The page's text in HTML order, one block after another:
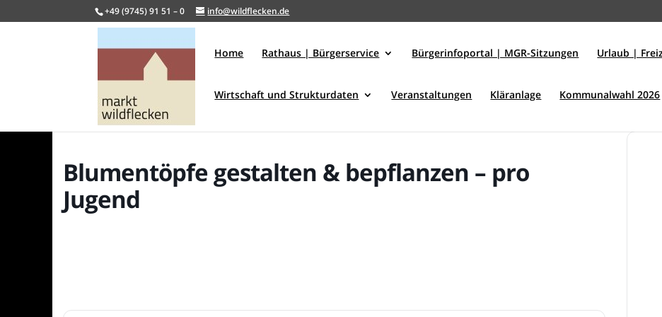
+49 (9745) 91 51 – 0 info@wildflecken.de
Home Rathaus | Bürgerservice Bürgerinfoportal | MGR-Sitzungen Urlaub |
Wirtschaft und Strukturdaten Veranstaltungen Kläranlage Kommunalwahl 2026
Blumentöpfe gestalten & bepflanzen – pro
Jugend